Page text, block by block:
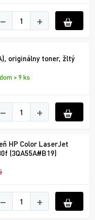
− +
originálny toner, žltý
> 9 ks
− +
HP Color LaserJet
(3QA55A#B19)
− +